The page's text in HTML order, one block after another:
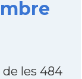
de les 484